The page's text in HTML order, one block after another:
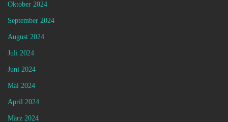
Oktober 2024
September 2024
August 2024
Juli 2024
Juni 2024
Mai 2024
April 2024
März 2024